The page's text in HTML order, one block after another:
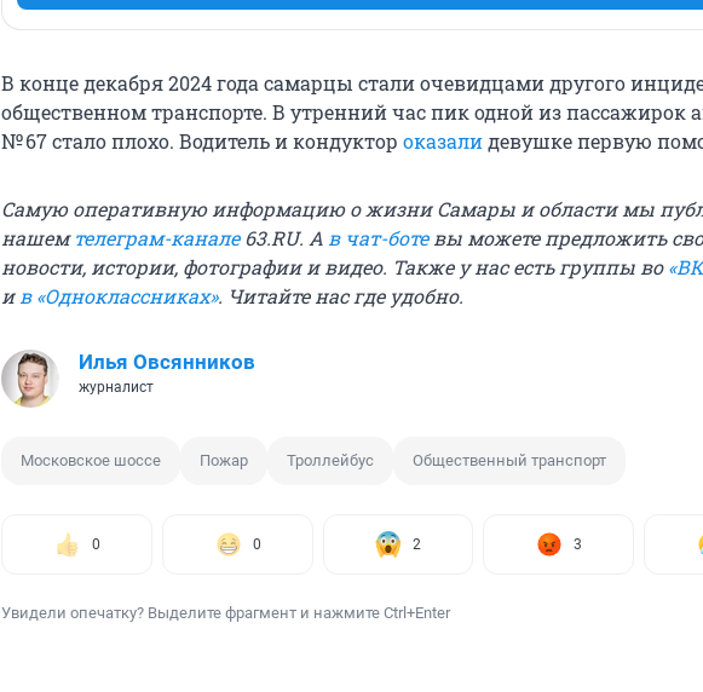
В конце декабря 2024 года самарцы стали очевидцами другого
общественном транспорте. В утренний час пик одной из пассажирок
№ 67 стало плохо. Водитель и кондуктор оказалидевушке первую
Самую оперативную информацию о жизни Самары и области мы
нашемтелеграм-канале63.RU. А в чат-ботевы можете предложить
новости, истории, фотографии и видео. Также у нас есть группы во
и в «Одноклассниках». Читайте нас где удобно.
Илья Овсянников
журналист
Московское шоссе Пожар Троллейбус Общественный транспорт
0 0 2 3
Увидели опечатку? Выделите фрагмент и нажмите Ctrl+Enter